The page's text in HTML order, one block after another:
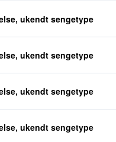
ukendt sengetype
ukendt sengetype
ukendt sengetype
ukendt sengetype